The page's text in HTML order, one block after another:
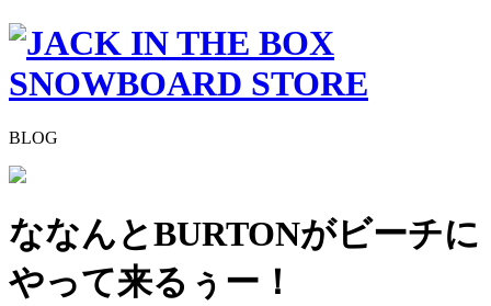
BLOG
ななんとBURTONがビーチに
やって来るぅー！